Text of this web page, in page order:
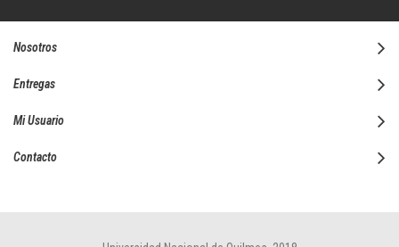
Nosotros
Entregas
Mi Usuario
Contacto